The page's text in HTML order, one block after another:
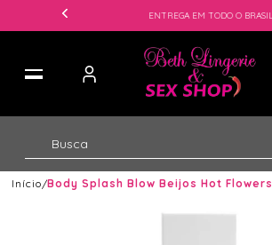
ENTREGA EM TODO O BRASIL
Início Body Splash Blow Beijos Hot Flowers